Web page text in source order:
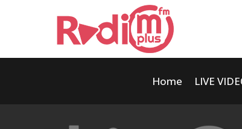
Home LIVE